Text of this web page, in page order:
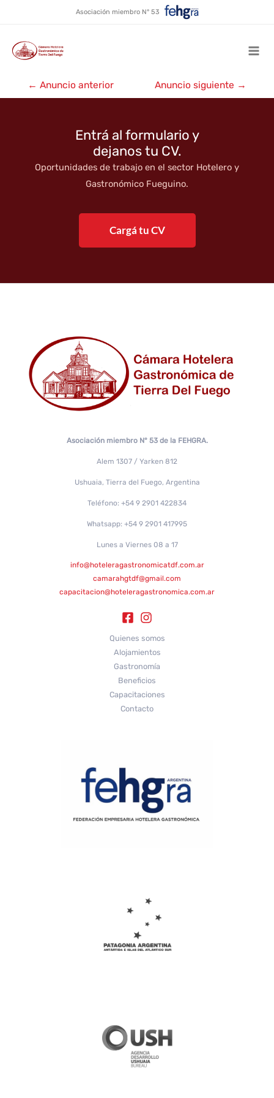
contenido
Asociación miembro N° 53
Hotel Costa Ushuaia ★★★
Navegación
de
← Anuncio anterior Anuncio siguiente →
Entrá al formulario y
dejanos tu CV.
Oportunidades de trabajo en el sector Hotelero y
Gastronómico Fueguino.
Cargá tu CV
Asociación miembro N° 53 de la FEHGRA.
Alem 1307 / Yarken 812
Ushuaia, Tierra del Fuego, Argentina
Teléfono: +54 9 2901 422834
Whatsapp: +54 9 2901 417995
Lunes a Viernes 08 a 17
info@hoteleragastronomicatdf.com.ar
camarahgtdf@gmail.com
capacitacion@hoteleragastronomica.com.ar
Quienes somos
Alojamientos
Gastronomía
Beneficios
Capacitaciones
Contacto